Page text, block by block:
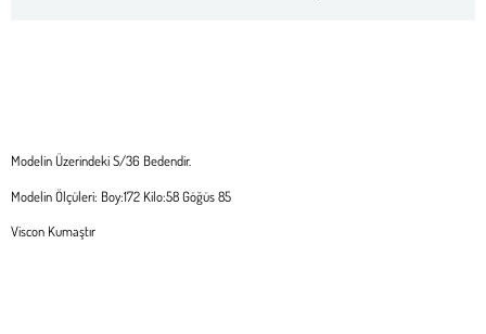
Modelin Üzerindeki S/36 Bedendir.
Modelin Ölçüleri: Boy:172 Kilo:58 Göğüs 85
Viscon Kumaştır